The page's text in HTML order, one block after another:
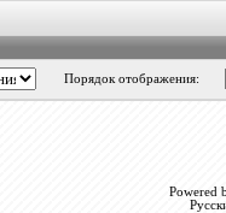
Порядок отображения:
Powered